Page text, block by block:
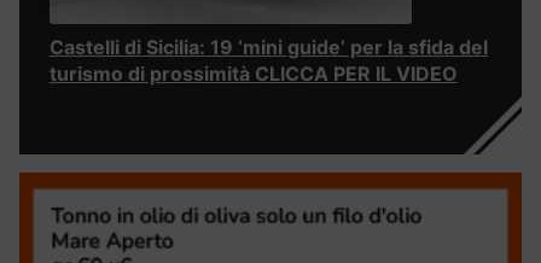
Castelli di Sicilia: 19 ‘mini guide’ per la sfida del
turismo di prossimità CLICCA PER IL VIDEO